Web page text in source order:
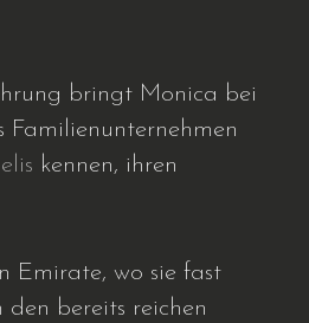
bringt Monica bei
Familienunternehmen
kennen, ihren
Emirate, wo sie fast
bereits reichen